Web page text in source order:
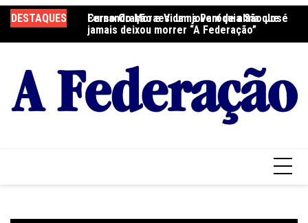
para
o
DESTAQUES
Fernando Moraes: um jovem de alma que
jamais deixou morrer “A Federação”
Curso Oração e Vida na Paróquia São José